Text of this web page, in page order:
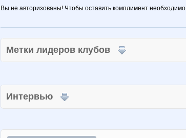
Вы не авторизованы! Чтобы оставить комплимент необходимо
Метки лидеров клубов
Интервью